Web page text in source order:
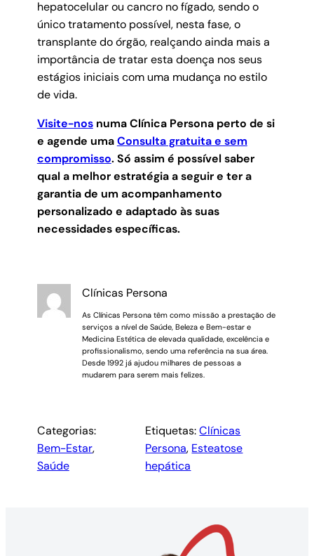
hepatocelular ou cancro no fígado, sendo o
único tratamento possível, nesta fase, o
transplante do órgão, realçando ainda mais a
importância de tratar esta doença nos seus
estágios iniciais com uma mudança no estilo
de vida.
Visite-nosnuma Clínica Persona perto de si
e agende umaConsulta gratuita e sem
compromisso. Só assim é possível saber
qual a melhor estratégia a seguir e ter a
garantia de um acompanhamento
personalizado e adaptado às suas
necessidades específicas.
Clínicas Persona
As Clínicas Persona têm como missão a prestação de
serviços a nível de Saúde, Beleza e Bem-estar e
Medicina Estética de elevada qualidade, excelência e
profissionalismo, sendo uma referência na sua área.
Desde 1992 já ajudou milhares de pessoas a
mudarem para serem mais felizes.
Categorias:
Bem-Estar,
Saúde
Etiquetas:Clínicas
Persona, Esteatose
hepática